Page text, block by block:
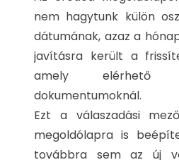
nem hagytunk külön
dátumának, azaz a
javításra került a
amely elérhető
dokumentumoknál.
Ezt a válaszadási
megoldólapra is
továbbra sem az új